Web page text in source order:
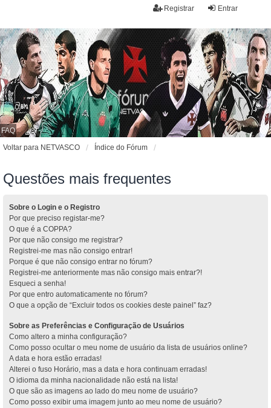
Entrar
Registrar
FAQ
Voltar para NETVASCO
Índice do Fórum
Questões mais frequentes
Sobre o Login e o Registro
Por que preciso registar-me?
O que é a COPPA?
Por que não consigo me registrar?
Registrei-me mas não consigo entrar!
Porque é que não consigo entrar no fórum?
Registrei-me anteriormente mas não consigo mais entrar?!
Esqueci a senha!
Por que entro automaticamente no fórum?
O que a opção de “Excluir todos os cookies deste painel” faz?
Sobre as Preferências e Configuração de Usuários
Como altero a minha configuração?
Como posso ocultar o meu nome de usuário da lista de usuários online?
A data e hora estão erradas!
Alterei o fuso Horário, mas a data e hora continuam erradas!
O idioma da minha nacionalidade não está na lista!
O que são as imagens ao lado do meu nome de usuário?
Como posso exibir uma imagem junto ao meu nome de usuário?